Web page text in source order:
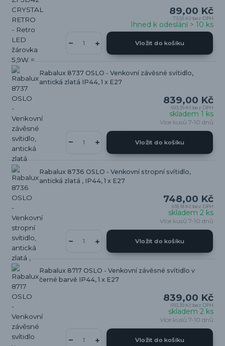
89,00 Kč
73,55 Kč bez DPH
Ihned k odeslání > 10 ks
Vložit do košíku
Rabalux 8737 OSLO - Venkovní závěsné svítidlo,
antická zlatá IP44, 1 x E27
839,00 Kč
693,39 Kč bez DPH
skladem 1 ks
Více kusů 7-10 dnů
Vložit do košíku
Rabalux 8736 OSLO - Venkovní stropní svítidlo,
antická zlatá , IP44, 1 x E27
748,00 Kč
618,18 Kč bez DPH
skladem 2 ks
Více kusů 7-10 dnů
Vložit do košíku
Rabalux 8717 OSLO - Venkovní závěsné svítidlo v
černé barvě IP44, 1 x E27
839,00 Kč
693,39 Kč bez DPH
skladem 2 ks
Více kusů 7-10 dnů
Vložit do košíku